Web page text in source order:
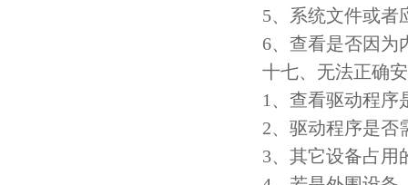
5、系统文件或者
6、查看是否因为
十七、无法正确
1、查看驱动程序
2、驱动程序是否
3、其它设备占用